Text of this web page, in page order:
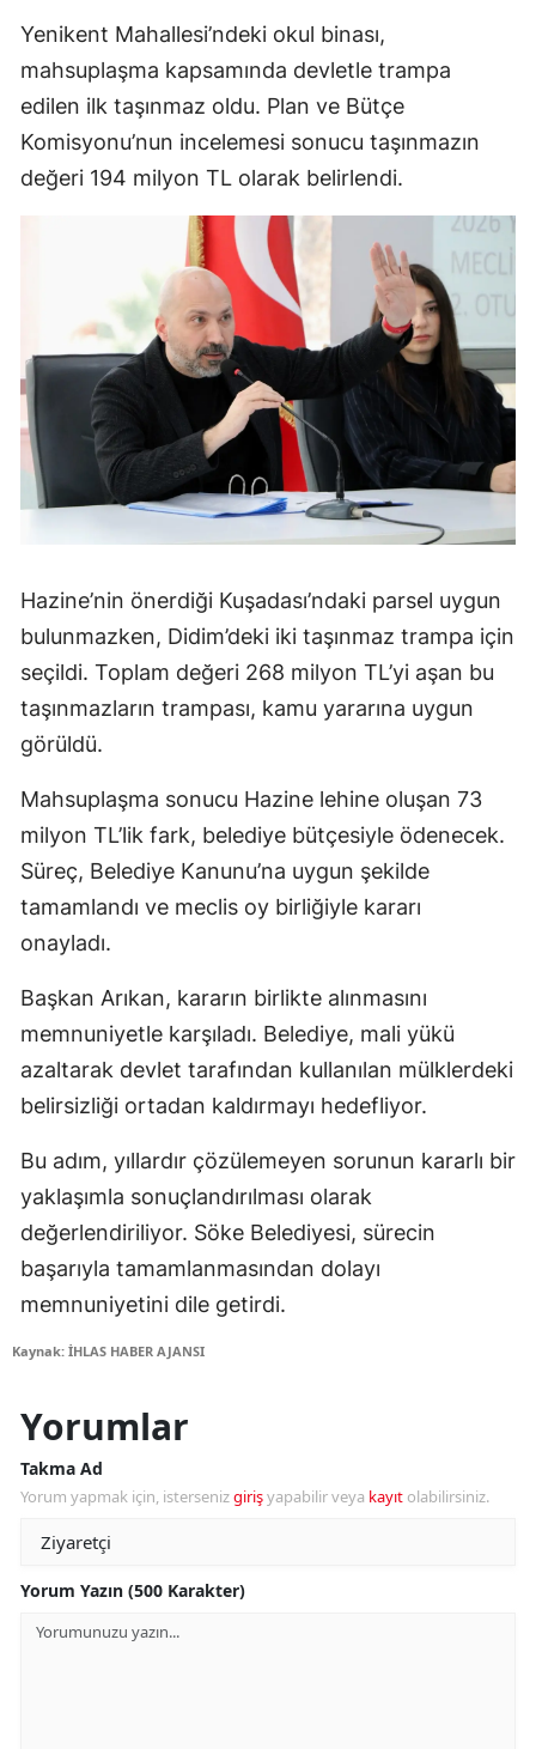
Yenikent Mahallesi’ndeki okul binası,
mahsuplaşma kapsamında devletle trampa
edilen ilk taşınmaz oldu. Plan ve Bütçe
Komisyonu’nun incelemesi sonucu taşınmazın
değeri 194 milyon TL olarak belirlendi.
Hazine’nin önerdiği Kuşadası’ndaki parsel uygun
bulunmazken, Didim’deki iki taşınmaz trampa için
seçildi. Toplam değeri 268 milyon TL’yi aşan bu
taşınmazların trampası, kamu yararına uygun
görüldü.
Mahsuplaşma sonucu Hazine lehine oluşan 73
milyon TL’lik fark, belediye bütçesiyle ödenecek.
Süreç, Belediye Kanunu’na uygun şekilde
tamamlandı ve meclis oy birliğiyle kararı
onayladı.
Başkan Arıkan, kararın birlikte alınmasını
memnuniyetle karşıladı. Belediye, mali yükü
azaltarak devlet tarafından kullanılan mülklerdeki
belirsizliği ortadan kaldırmayı hedefliyor.
Bu adım, yıllardır çözülemeyen sorunun kararlı bir
yaklaşımla sonuçlandırılması olarak
değerlendiriliyor. Söke Belediyesi, sürecin
başarıyla tamamlanmasından dolayı
memnuniyetini dile getirdi.
Kaynak: İHLAS HABER AJANSI
Yorumlar
Takma Ad
Yorum yapmak için, istersenizgirişyapabilir veya kayıt olabilirsiniz.
Yorum Yazın (500 Karakter)